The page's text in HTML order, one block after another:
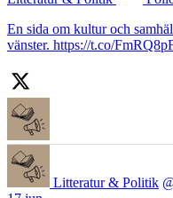
En sida om kultur och
vänster. https://t.co/
Litteratur & Politik